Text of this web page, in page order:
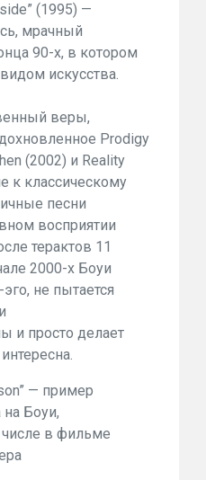
(1995) —
мрачный
90-х, в котором
искусства.
веры,
Prodigy
(2002) и Reality
к классическому
песни
восприятии
терактов 11
2000-х Боуи
не пытается
и просто делает
— пример
на Боуи,
в фильме